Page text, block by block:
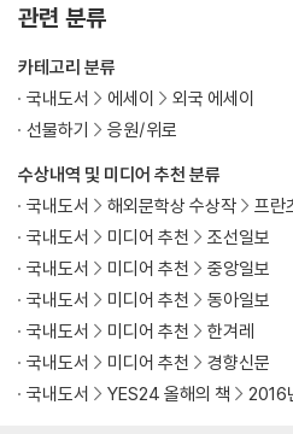
관련 분류
수상내역 및 미디어 추천 분류
국내도서
해외문학상 수상작
프란
국내도서
미디어 추천
조선일보
국내도서
미디어 추천
중앙일보
국내도서
미디어 추천
동아일보
국내도서
미디어 추천
한겨레
국내도서
미디어 추천
경향신문
국내도서
YES24 올해의 책 2016
카테고리 분류
국내도서
에세이
외국 에세이
선물하기
응원/위로